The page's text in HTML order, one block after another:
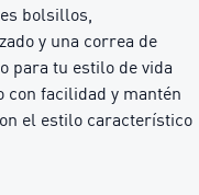
bolsillos,
y una correa de
para tu estilo de vida
con facilidad y mantén
el estilo característico